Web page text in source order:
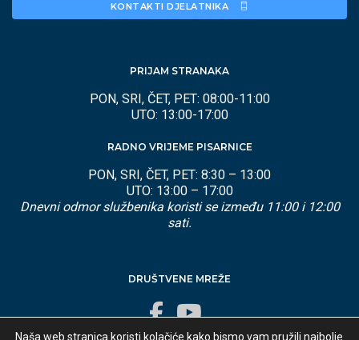
KONTAKTI DJELATNIKA
PRIJAM STRANAKA
PON, SRI, ČET, PET: 08:00-11:00
UTO: 13:00-17:00
RADNO VRIJEME PISARNICE
PON, SRI, ČET, PET: 8:30 – 13:00
UTO: 13:00 – 17:00
Dnevni odmor službenika koristi se između 11:00 i 12:00
sati.
DRUŠTVENE MREŽE
Naša web stranica koristi kolačiće kako bismo vam pružili najbolje